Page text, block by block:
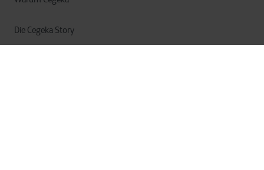
Die Cegeka Story